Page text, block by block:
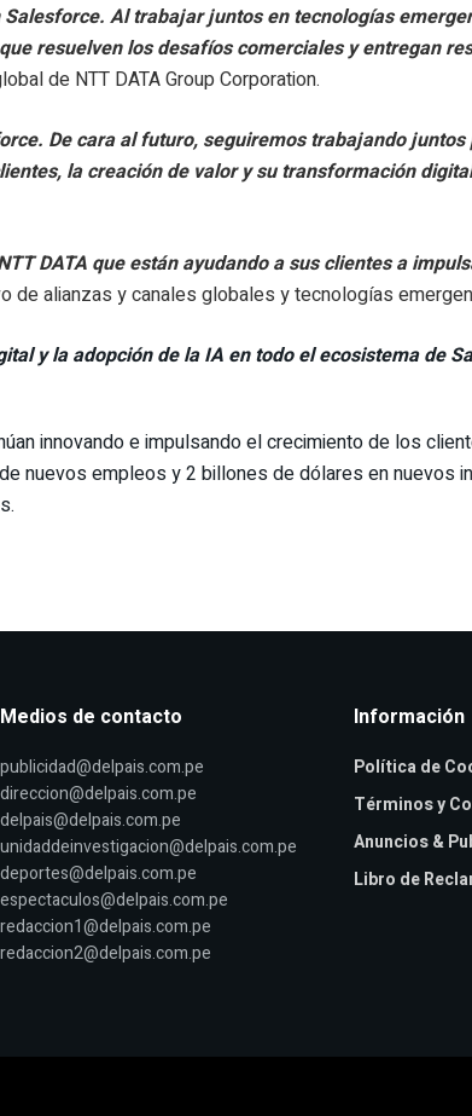
Al trabajar juntos en tecnologías
resuelven los desafíos comerciales y entregan
de NTT DATA Group Corporation.
De cara al futuro, seguiremos trabajando
la creación de valor y su transformación
DATA que están ayudando a sus clientes a
de alianzas y canales globales y tecnologías
y la adopción de la IA en todo el ecosistema de
innovando e impulsando el crecimiento de los
nuevos empleos y 2 billones de dólares en nuevos
Medios de contacto
publicidad@delpais.com.pe
direccion@delpais.com.pe
delpais@delpais.com.pe
unidaddeinvestigacion@delpais.com.pe
deportes@delpais.com.pe
espectaculos@delpais.com.pe
redaccion1@delpais.com.pe
redaccion2@delpais.com.pe
Información
Política de
Términos y
Anuncios &
Libro de